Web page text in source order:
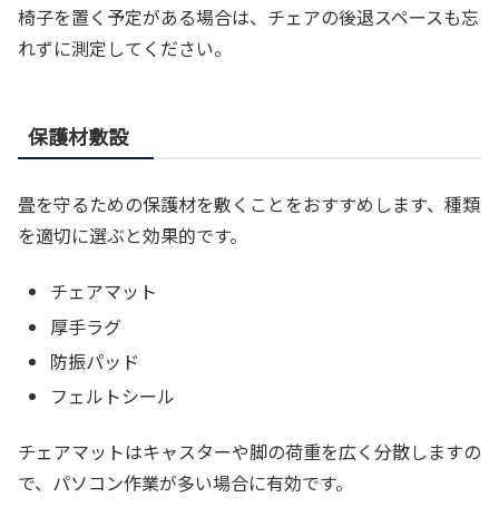
椅子を置く予定がある場合は、チェアの後退スペースも忘
れずに測定してください。
保護材敷設
畳を守るための保護材を敷くことをおすすめします、種類
を適切に選ぶと効果的です。
チェアマット
厚手ラグ
防振パッド
フェルトシール
チェアマットはキャスターや脚の荷重を広く分散しますの
で、パソコン作業が多い場合に有効です。